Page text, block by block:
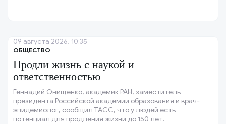
ОБЩЕСТВО
Продли жизнь с наукой и
ответственностью
Геннадий Онищенко, академик РАН, заместитель
президента Российской академии образования и врач-
эпидемиолог, сообщил ТАСС, что у людей есть
потенциал для продления жизни до 150 лет.
09 августа 2026, 10:35